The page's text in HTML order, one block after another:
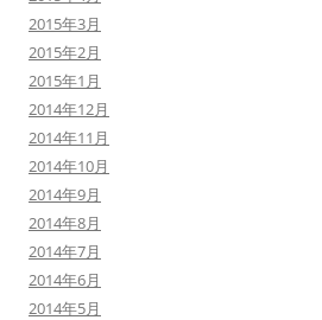
2015年3月
2015年2月
2015年1月
2014年12月
2014年11月
2014年10月
2014年9月
2014年8月
2014年7月
2014年6月
2014年5月